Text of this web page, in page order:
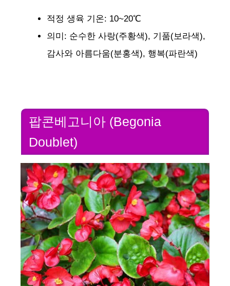
적정 생육 기온: 10~20℃
의미: 순수한 사랑(주황색), 기품(보라색),
감사와 아름다움(분홍색), 행복(파란색)
팝콘베고니아 (Begonia
Doublet)